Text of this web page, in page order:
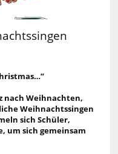
nach Weihnachten,
Weihnachtssingen
sich Schüler,
um sich gemeinsam